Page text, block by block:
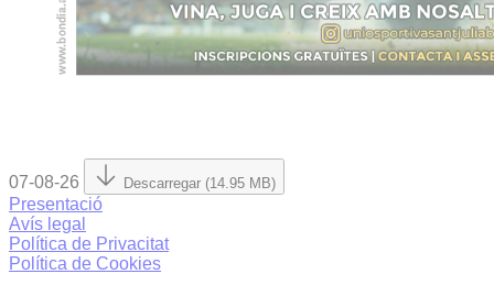
07-08-26 Descarregar (14.95 MB)
Presentació
Avís legal
Política de Privacitat
Política de Cookies